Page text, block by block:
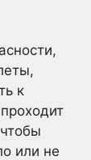
к
или не